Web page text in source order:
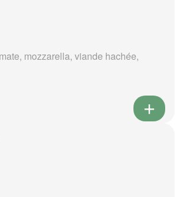
mozzarella, viande hachée,